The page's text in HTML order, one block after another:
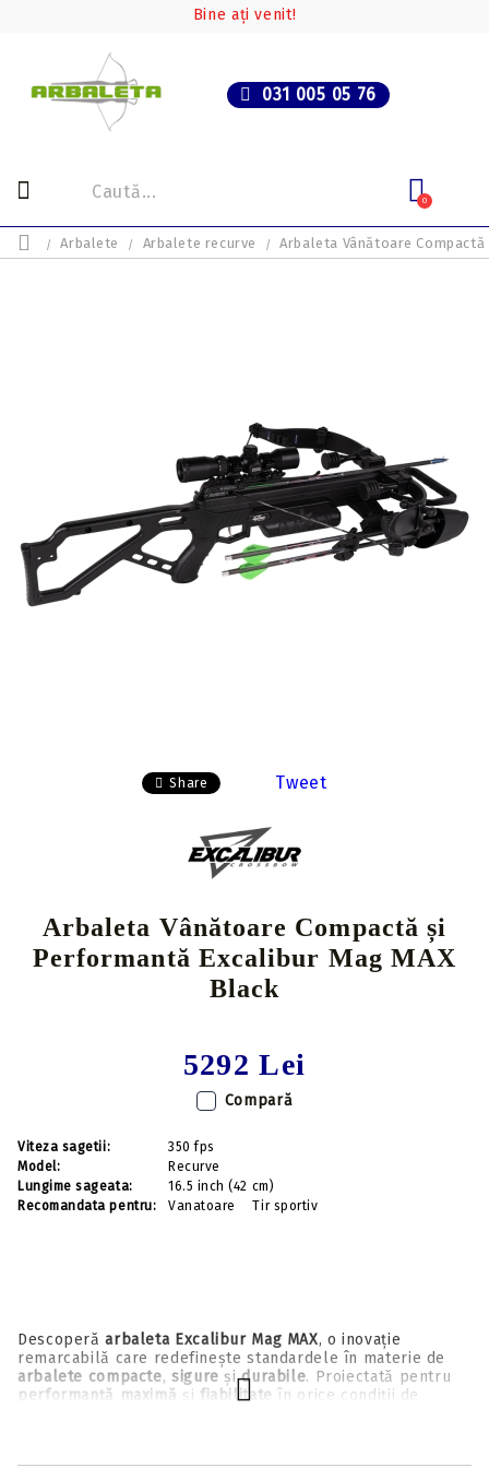
Bine ați venit!
031 005 05 76
0
Arbalete Arbalete recurve Arbaleta Vânătoare
Share Tweet
Arbaleta Vânătoare Compactă și
Performantă Excalibur Mag MAX
Black
5292 Lei
Descoperăarbaleta Excalibur Mag MAX, o inovație
remarcabilă care redefinește standardele în materie de
arbalete compacte, sigure șidurabile. Proiectată pentru
performanță maximă și fiabilitate în orice condiții de
Cel mai important,Excalibur Mag MAXoferă caracteristici
Viteza sagetii:
350 fps
Model:
Recurve
Lungime sageata:
16.5 inch (42 cm)
Recomandata pentru:
Vanatoare Tir sportiv
Compară